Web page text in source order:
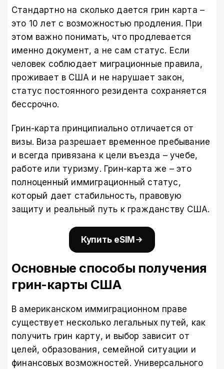
Стандартно на сколько дается грин карта –
это 10 лет с возможностью продления. При
этом важно понимать, что продлевается
именно документ, а не сам статус. Если
человек соблюдает миграционные правила,
проживает в США и не нарушает закон,
статус постоянного резидента сохраняется
бессрочно.
Грин-карта принципиально отличается от
визы. Виза разрешает временное пребывание
и всегда привязана к цели въезда – учебе,
работе или туризму. Грин-карта же – это
полноценный иммиграционный статус,
который дает стабильность, правовую
защиту и реальный путь к гражданству США.
Купить eSIM
Основные способы получения
грин-карты США
В американском иммиграционном праве
существует несколько легальных путей, как
получить грин карту, и выбор зависит от
целей, образования, семейной ситуации и
финансовых возможностей. Универсального